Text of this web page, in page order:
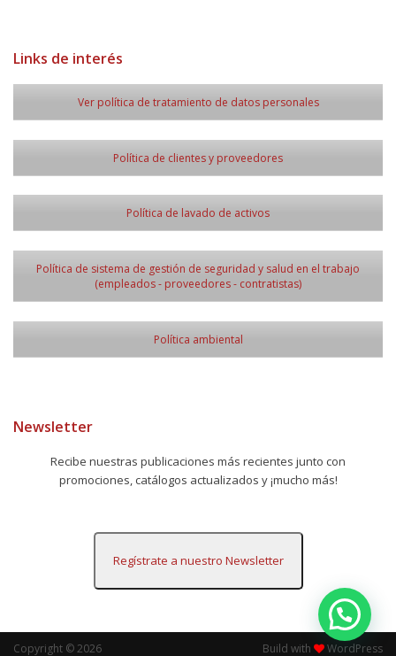
Links de interés
Ver política de tratamiento de datos personales
Política de clientes y proveedores
Política de lavado de activos
Política de sistema de gestión de seguridad y salud en el trabajo
(empleados - proveedores - contratistas)
Política ambiental
Newsletter
Recibe nuestras publicaciones más recientes junto con
promociones, catálogos actualizados y ¡mucho más!
Regístrate a nuestro Newsletter
Copyright © 2026 Build with WordPress